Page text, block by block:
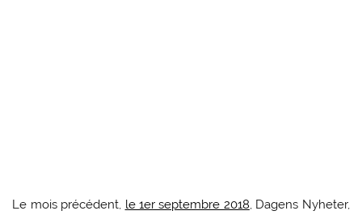
Le mois précédent, le 1er septembre 2018 , Dagens Nyheter,